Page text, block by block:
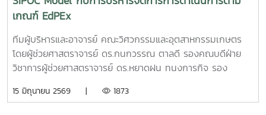
นักศึกษาได้นำเสนอแนวคิดธุรกิจและผลงานนวัตกรรมสู่การ
พัฒนาเชิงพาณิชย์ในระดับประเทศทั้งนี้ ทีม Coff Brew ได้รับ
คัดเลือกให้พัฒนาผลงานต้นแบบและเตรียมเข้าร่วมกิจกรรม
Demo Day ระหว่างวันที่ 25–27 มิถุนายน 2569 ณ ศูนย์การค้า
สยามพารากอน กรุงเทพมหานคร เพื่อจัดแสดงผลงานต่อนัก
ไปคณะวิศวกรรมและอุตสาหกรรมเกษตร ขอร่วมชื่นชมและภาค
เกณฑ์ EdPEx
ทีมผู้บริหารและอาจารย์ คณะวิศวกรรมและอุตสาหกรรมเกษตร
โดยผู้ช่วยศาสตราจารย์ ดร.กนกวรรณ ตาลดี รองคณบดีฝ่าย
วิชาการผู้ช่วยศาสตราจารย์ ดร.หยาดฝน ทนงการกิจ รอง
ดร.พิไลวรรณ พรประสิทธ์ ผู้ช่วยคณบดีฝ่ายบริหารและเทคโนโลยี
15 มิถุนายน 2569 | 1873